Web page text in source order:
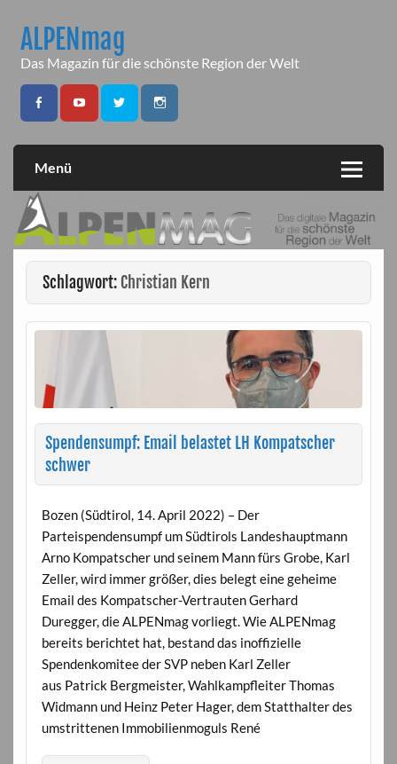
contentALPENmag
Das Magazin für die schönste Region der Welt
Menü
Schlagwort: Christian Kern
Spendensumpf: Email belastet LH Kompatscher
schwer
Bozen (Südtirol, 14. April 2022) – Der
Parteispendensumpf um Südtirols Landeshauptmann
Arno Kompatscher und seinem Mann fürs Grobe, Karl
Zeller, wird immer größer, dies belegt eine geheime
Email des Kompatscher-Vertrauten Gerhard
Duregger, die ALPENmag vorliegt. Wie ALPENmag
bereits berichtet hat, bestand das inoffizielle
Spendenkomitee der SVP neben Karl Zeller
aus Patrick Bergmeister, Wahlkampfleiter Thomas
Widmann und Heinz Peter Hager, dem Statthalter des
umstrittenen Immobilienmoguls René